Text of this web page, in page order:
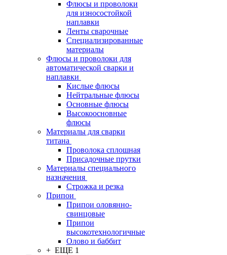
Флюсы и проволоки
для износостойкой
наплавки
Ленты сварочные
Специализированные
материалы
Флюсы и проволоки для
автоматической сварки и
наплавки
Кислые флюсы
Нейтральные флюсы
Основные флюсы
Высокоосновные
флюсы
Материалы для сварки
титана
Проволока сплошная
Присадочные прутки
Материалы специального
назначения
Строжка и резка
Припои
Припои оловянно-
свинцовые
Припои
высокотехнологичные
Олово и баббит
+ ЕЩЕ 1